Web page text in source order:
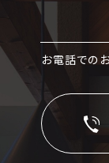
お電話での